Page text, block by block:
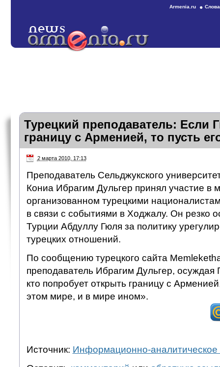
Armenia.ru
Турецкий преподаватель: Если
границу с Арменией, то пусть
2 марта 2010, 17:13
Преподаватель Сельджукского
Кониа Ибрагим Дульгер принял участие в
организованном турецкими
в связи с событиями в Ходжалу. Он резко
Турции Абдуллу Гюля за политику
турецких отношений.
По сообщению турецкого сайта
преподаватель Ибрагим Дульгер, осуждая
кто попробует открыть границу с
этом мире, и в мире ином».
Источник: Информационно-аналитическое